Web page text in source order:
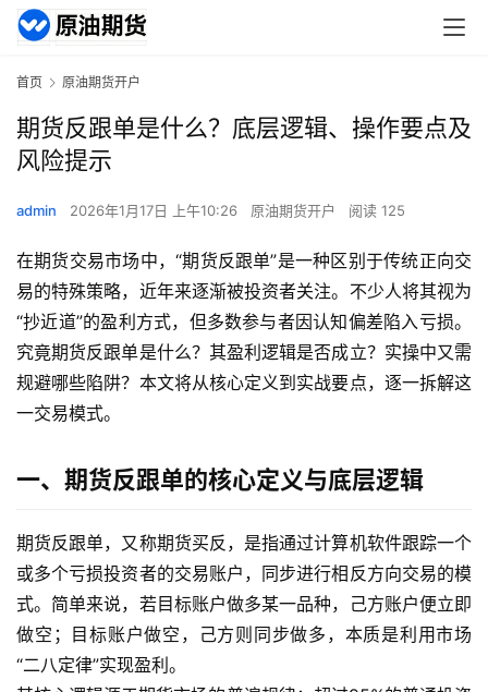
首页 原油期货开户
期货反跟单是什么？底层逻辑、操作要点及
风险提示
admin 2026年1月17日 上午10:26 原油期货开户 阅读 125
在期货交易市场中，“期货反跟单”是一种区别于传统正向交
易的特殊策略，近年来逐渐被投资者关注。不少人将其视为
“抄近道”的盈利方式，但多数参与者因认知偏差陷入亏损。
究竟期货反跟单是什么？其盈利逻辑是否成立？实操中又需
规避哪些陷阱？本文将从核心定义到实战要点，逐一拆解这
一交易模式。
一、期货反跟单的核心定义与底层逻辑
期货反跟单，又称期货买反，是指通过计算机软件跟踪一个
或多个亏损投资者的交易账户，同步进行相反方向交易的模
式。简单来说，若目标账户做多某一品种，己方账户便立即
做空；目标账户做空，己方则同步做多，本质是利用市场
“二八定律”实现盈利。